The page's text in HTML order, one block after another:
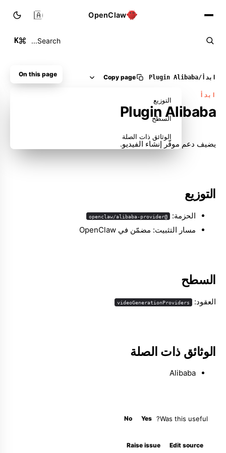
OpenClaw
Search...
K
🇸🇦
ابدأ /
Plugin Alibaba
Copy page
ابدأ
Plugin Alibaba
يضيف دعم موفّر إنشاء الفيديو.
التوزيع
الحزمة: @openclaw/alibaba-provider
مسار التثبيت: مضمّن في OpenClaw
السطح
العقود: videoGenerationProviders
الوثائق ذات الصلة
Alibaba
Was this useful?
Yes
No
Edit source
Raise issue
On this page
التوزيع
السطح
الوثائق ذات الصلة